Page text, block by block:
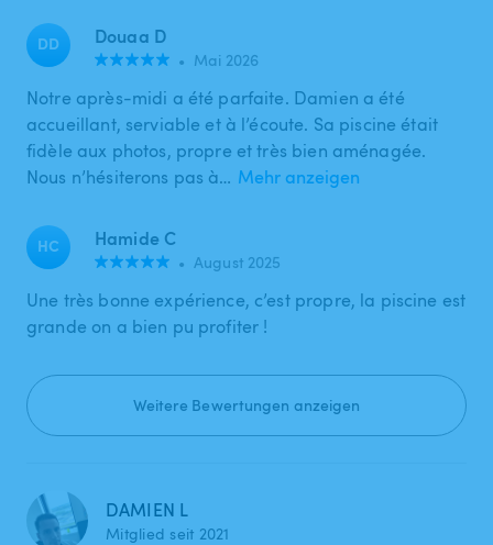
DD Douaa D
• Mai 2026
Notre après-midi a été parfaite. Damien a été
accueillant, serviable et à l’écoute. Sa piscine était
fidèle aux photos, propre et très bien aménagée.
Nous n’hésiterons pas à… Mehr anzeigen
HC Hamide C
• August 2025
Une très bonne expérience, c’est propre, la piscine est
grande on a bien pu profiter !
Weitere Bewertungen anzeigen
DAMIEN L
Mitglied seit 2021